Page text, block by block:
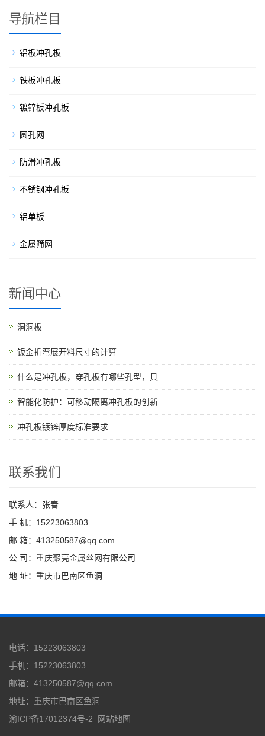
导航栏目
铝板冲孔板
铁板冲孔板
镀锌板冲孔板
圆孔网
防滑冲孔板
不锈钢冲孔板
铝单板
金属筛网
新闻中心
洞洞板
钣金折弯展开料尺寸的计算
什么是冲孔板，穿孔板有哪些孔型，具
智能化防护：可移动隔离冲孔板的创新
冲孔板镀锌厚度标准要求
联系我们
联系人：张春
手 机：15223063803
邮 箱：413250587@qq.com
公 司：重庆聚亮金属丝网有限公司
地 址：重庆市巴南区鱼洞
电话：15223063803
手机：15223063803
邮箱：413250587@qq.com
地址：重庆市巴南区鱼洞
渝ICP备17012374号-2
网站地图